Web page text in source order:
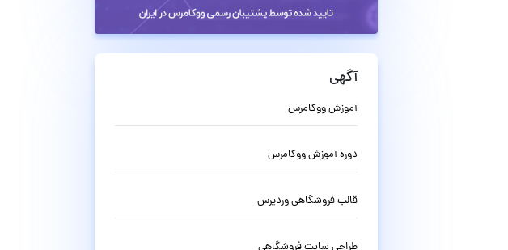
آگهی
آموزش ووکامرس
دوره آموزش ووکامرس
قالب فروشگاهی وردپرس